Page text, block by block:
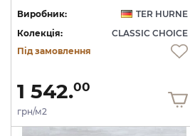
Виробник:
TER HURNE
Колекція:
CLASSIC CHOICE
Під замовлення
1 542.00
грн/м2